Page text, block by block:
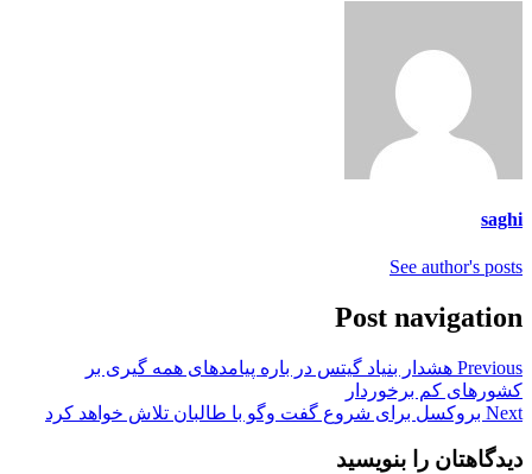
saghi
See author's posts
Post navigation
Previous هشدار بنیاد گیتس در باره پیامدهای همه گیری بر
کشورهای کم برخوردار
Next بروکسل برای شروع گفت وگو با طالبان تلاش خواهد کرد
دیدگاهتان را بنویسید